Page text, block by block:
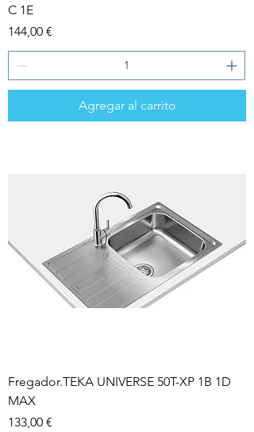
C 1E
Precio
144,00 €
Agregar al carrito
Fregador.TEKA UNIVERSE 50T-XP 1B 1D
MAX
Precio
133,00 €